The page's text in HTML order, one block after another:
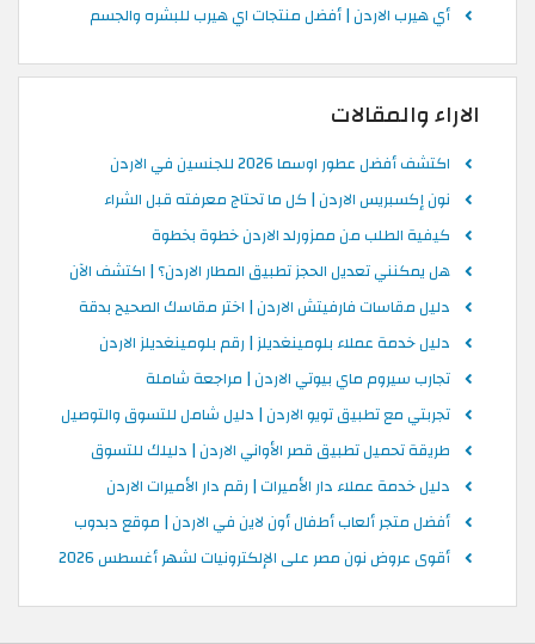
أي هيرب الاردن | أفضل منتجات اي هيرب للبشره والجسم
الاراء والمقالات
اكتشف أفضل عطور اوسما 2026 للجنسين في الاردن
نون إكسبريس الاردن | كل ما تحتاج معرفته قبل الشراء
كيفية الطلب من ممزورلد الاردن خطوة بخطوة
هل يمكنني تعديل الحجز تطبيق المطار الاردن؟ | اكتشف الآن
دليل مقاسات فارفيتش الاردن | اختر مقاسك الصحيح بدقة
دليل خدمة عملاء بلومينغديلز | رقم بلومينغديلز الاردن
تجارب سيروم ماي بيوتي الاردن | مراجعة شاملة
تجربتي مع تطبيق تويو الاردن | دليل شامل للتسوق والتوصيل
طريقة تحميل تطبيق قصر الأواني الاردن | دليلك للتسوق
دليل خدمة عملاء دار الأميرات | رقم دار الأميرات الاردن
أفضل متجر ألعاب أطفال أون لاين في الاردن | موقع دبدوب
أقوى عروض نون مصر على الإلكترونيات لشهر أغسطس 2026